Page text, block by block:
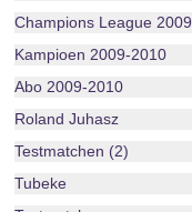
Champions League 2009
Kampioen 2009-2010
Abo 2009-2010
Roland Juhasz
Testmatchen (2)
Tubeke